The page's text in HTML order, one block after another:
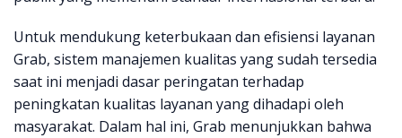
Untuk mendukung keterbukaan dan efisiensi layanan
Grab, sistem manajemen kualitas yang sudah tersedia
saat ini menjadi dasar peringatan terhadap
peningkatan kualitas layanan yang dihadapi oleh
masyarakat. Dalam hal ini, Grab menunjukkan bahwa